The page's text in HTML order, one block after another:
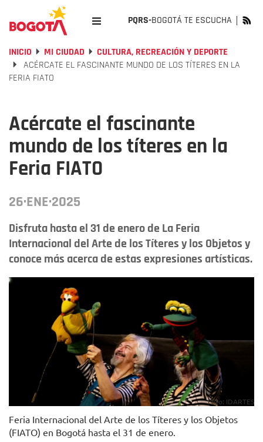
PQRS-BOGOTÁ TE ESCUCHA
INICIO MI CIUDAD
CULTURA, RECREACIÓN Y DEPORTE
ACÉRCATE EL FASCINANTE MUNDO DE LOS TÍTERES EN LA
FERIA FIATO
Acércate el fascinante
mundo de los títeres en la
Feria FIATO
26·ENE·2025
Disfruta hasta el 31 de enero de La Feria
Internacional del Arte de los Títeres y los Objetos y
conoce más acerca de estas expresiones artísticas.
Foto: IDARTES
Feria Internacional del Arte de los Títeres y los Objetos
(FIATO) en Bogotá hasta el 31 de enero.